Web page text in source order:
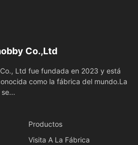
Co.,Ltd
Ltd fue fundada en 2023 y está
como la fábrica del mundo.La
Productos
Visita A La Fábrica